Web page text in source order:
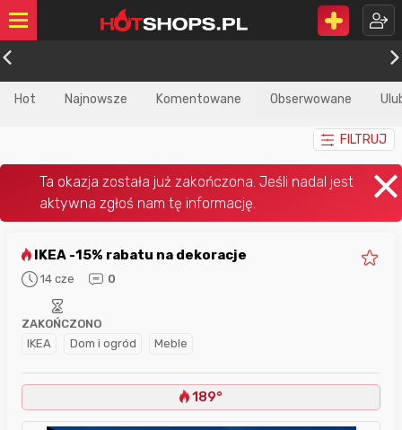
Hot Najnowsze Komentowane Obserwowane
FILTRUJ
IKEA -15% rabatu na dekoracje
14 cze 0
IKEA Dom i ogród Meble
ZAKOŃCZONO
189°